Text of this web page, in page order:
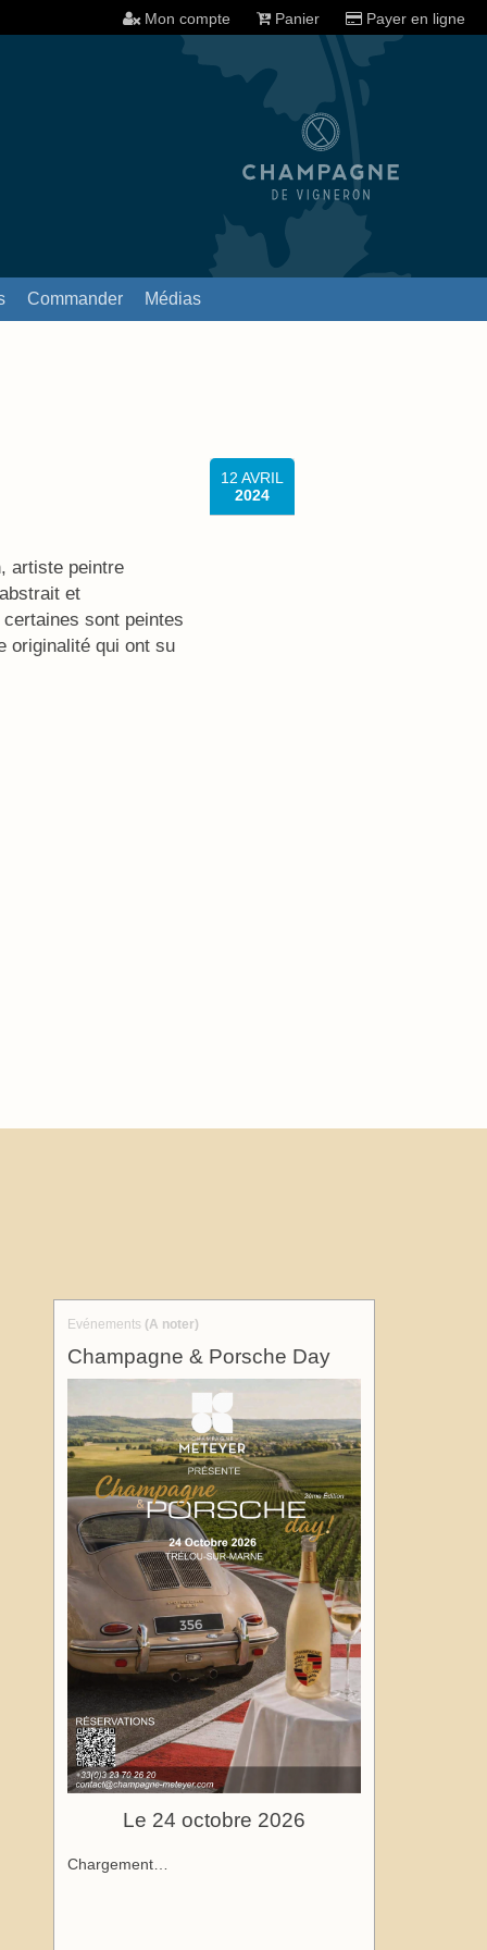
Mon compte Panier Payer en ligne
Commander Médias
12 AVRIL
2024
artiste peintre
et
sont peintes
originalité qui ont su
Evénements (A noter)
Champagne & Porsche Day
Le 24 octobre 2026
Chargement…